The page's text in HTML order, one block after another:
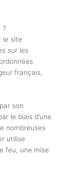
?
le site
sur les
français,
son
le biais d’une
nombreuses
utilise
feu, une mise